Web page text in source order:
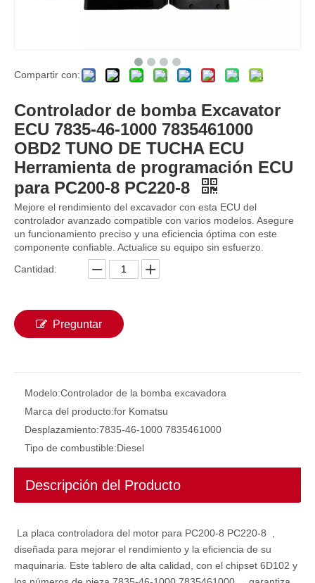
Compartir con:
Controlador de bomba Excavator
ECU 7835-46-1000 7835461000
OBD2 TUNO DE TUCHA ECU
Herramienta de programación ECU
para PC200-8 PC220-8
Mejore el rendimiento del excavador con esta ECU del
controlador avanzado compatible con varios modelos. Asegure
un funcionamiento preciso y una eficiencia óptima con este
componente confiable. Actualice su equipo sin esfuerzo.
Cantidad:
Preguntar
Modelo:Controlador de la bomba excavadora
Marca del producto:for Komatsu
Desplazamiento:7835-46-1000 7835461000
Tipo de combustible:Diesel
Descripción del Producto
La placa controladora del motor para PC200-8 PC220-8 ,
diseñada para mejorar el rendimiento y la eficiencia de su
maquinaria. Este tablero de alta calidad, con el chipset 6D102 y